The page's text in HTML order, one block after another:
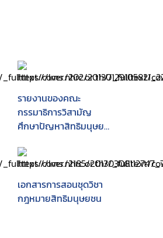
รายงานของคณะ
กรรมาธิการวิสามัญ
ศึกษาปัญหาสิทธิมนุษย
ศึกษา เรื่อง ปัญหาสิทธิ
มนุษยชน
เอกสารการสอนชุดวิชา
กฎหมายสิทธิมนุษยชน